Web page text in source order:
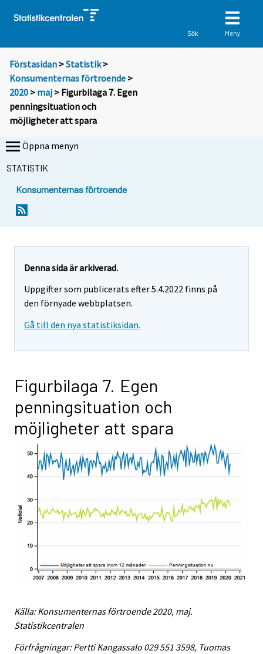
Sök Meny
Förstasidan >Statistik >
Konsumenternas förtroende >
2020 > maj > Figurbilaga 7. Egen
penningsituation och
möjligheter att spara
Öppna menyn
STATISTIK
Konsumenternas förtroende
Denna sida är arkiverad.
Uppgifter som publicerats efter 5.4.2022 finns på
den förnyade webbplatsen.
Gå till den nya statistiksidan.
Figurbilaga 7. Egen
penningsituation och
möjligheter att spara
Källa: Konsumenternas förtroende 2020, maj.
Statistikcentralen
Förfrågningar: Pertti Kangassalo 029 551 3598, Tuomas